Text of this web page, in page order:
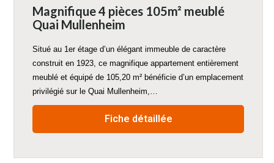
Magnifique 4 pièces 105m² meublé
Quai Mullenheim
Situé au 1er étage d’un élégant immeuble de caractère
construit en 1923, ce magnifique appartement entièrement
meublé et équipé de 105,20 m² bénéficie d’un emplacement
privilégié sur le Quai Mullenheim,…
Fiche détaillée